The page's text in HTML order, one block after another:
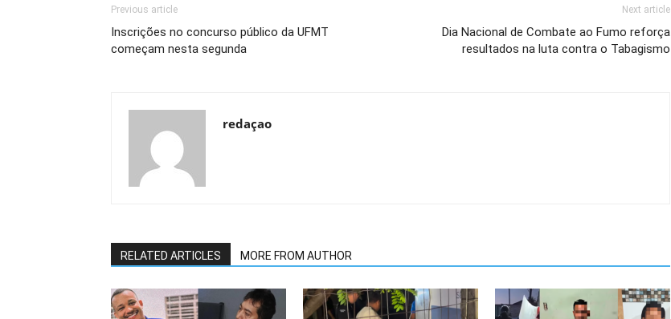
Previous article
Inscrições no concurso público da UFMT
começam nesta segunda
Next article
Dia Nacional de Combate ao Fumo reforça
resultados na luta contra o Tabagismo
redaçao
RELATED ARTICLES MORE FROM AUTHOR